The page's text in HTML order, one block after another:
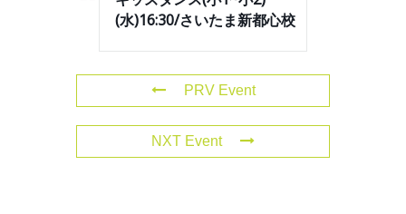
(水)16:30/さいたま新都心校
PRV Event
NXT Event